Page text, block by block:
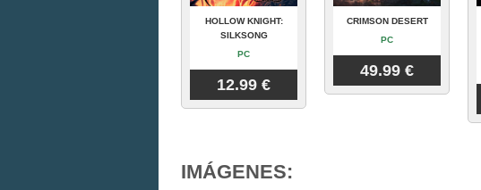
HOLLOW KNIGHT:
SILKSONG
PC
12.99 €
CRIMSON DESERT
PC
49.99 €
IMÁGENES: